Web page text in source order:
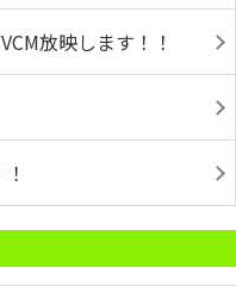
放映します！！